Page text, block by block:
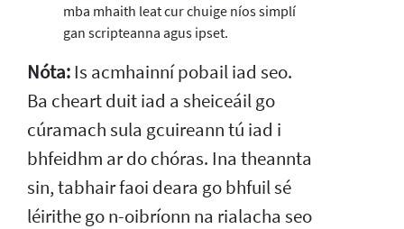
mba mhaith leat cur chuige níos simplí
gan scripteanna agus ipset.
Nóta:Is acmhainní pobail iad seo.
Ba cheart duit iad a sheiceáil go
cúramach sula gcuireann tú iad i
bhfeidhm ar do chóras. Ina theannta
sin, tabhair faoi deara go bhfuil sé
léirithe go n-oibríonn na rialacha seo